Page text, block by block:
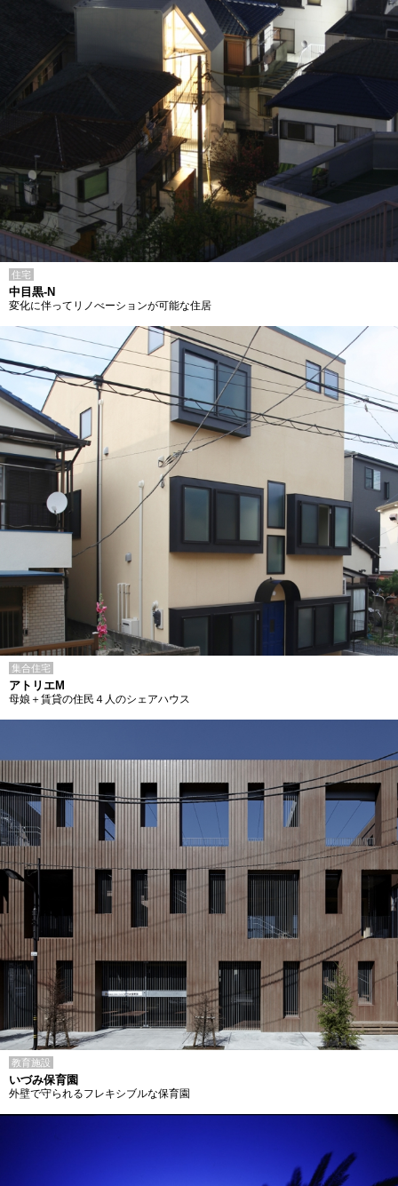
住宅
中目黒-N
変化に伴ってリノべーションが可能な住居
集合住宅
アトリエM
母娘＋賃貸の住民４人のシェアハウス
教育施設
いづみ保育園
外壁で守られるフレキシブルな保育園